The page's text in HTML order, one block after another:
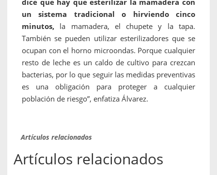
dice que hay que esterilizar la mamadera con
un sistema tradicional o hirviendo cinco
minutos, la mamadera, el chupete y la tapa.
También se pueden utilizar esterilizadores que se
ocupan con el horno microondas. Porque cualquier
resto de leche es un caldo de cultivo para crezcan
bacterias, por lo que seguir las medidas preventivas
es una obligación para proteger a cualquier
población de riesgo”, enfatiza Álvarez.
Artículos relacionados
Artículos relacionados